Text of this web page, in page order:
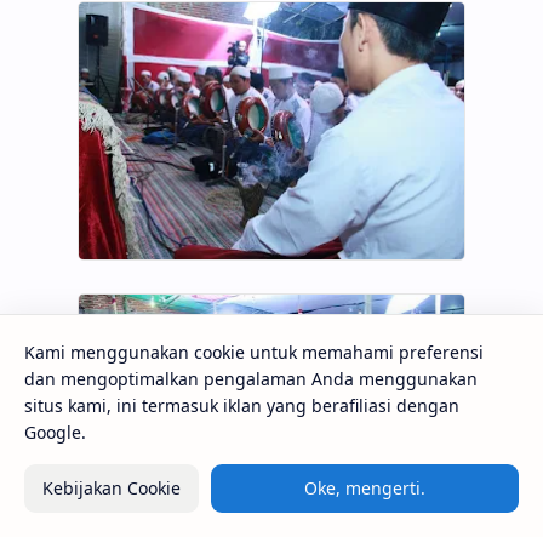
Kami menggunakan cookie untuk memahami preferensi
dan mengoptimalkan pengalaman Anda menggunakan
situs kami, ini termasuk iklan yang berafiliasi dengan
Google.
Kebijakan Cookie Oke, mengerti.